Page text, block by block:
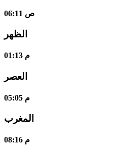
06:11 ص
الظهر
01:13 م
العصر
05:05 م
المغرب
08:16 م